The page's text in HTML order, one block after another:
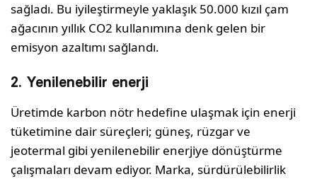
sağladı. Bu iyileştirmeyle yaklaşık 50.000 kızıl çam
ağacının yıllık CO2 kullanımına denk gelen bir
emisyon azaltımı sağlandı.
2. Yenilenebilir enerji
Üretimde karbon nötr hedefine ulaşmak için enerji
tüketimine dair süreçleri; güneş, rüzgar ve
jeotermal gibi yenilenebilir enerjiye dönüştürme
çalışmaları devam ediyor. Marka, sürdürülebilirlik